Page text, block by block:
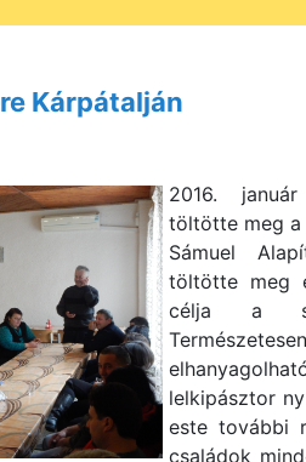
Kárpátalján
2016.
töltötte meg a
Sámuel
töltötte meg
célja a
lelkipásztor
este további
családok